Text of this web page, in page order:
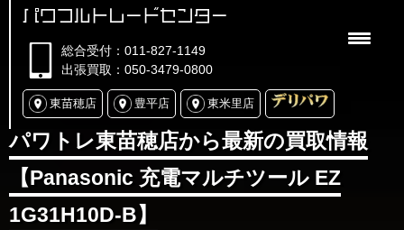
パワフルトレードセンター
総合受付：011-827-1149
出張買取：050-3479-0800
東苗穂店 豊平店 東米里店
パワトレ東苗穂店から最新の買取情報
【Panasonic 充電マルチツール EZ
1G31H10D-B】